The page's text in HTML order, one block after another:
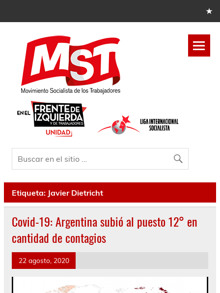
Etiqueta: Javier Dietricht
Covid-19: Argentina subió al puesto 12° en
cantidad de contagios
22 agosto, 2020